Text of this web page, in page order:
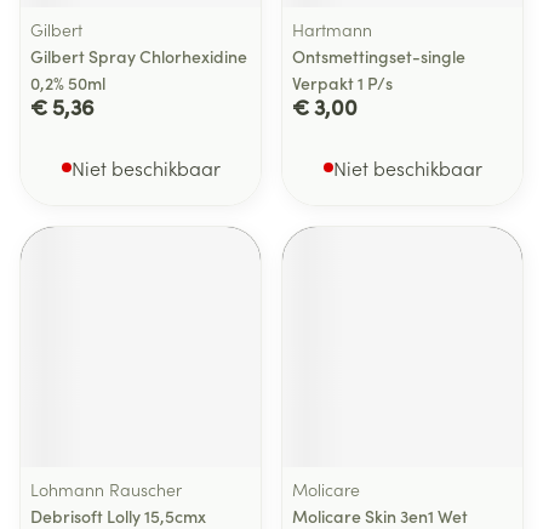
Gilbert
Gilbert Spray Chlorhexidine
0,2% 50ml
€ 5,36
Niet beschikbaar
Hartmann
Ontsmettingset-single
Verpakt 1 P/s
€ 3,00
Niet beschikbaar
Lohmann Rauscher
Debrisoft Lolly 15,5cmx
Molicare
Molicare Skin 3en1 Wet